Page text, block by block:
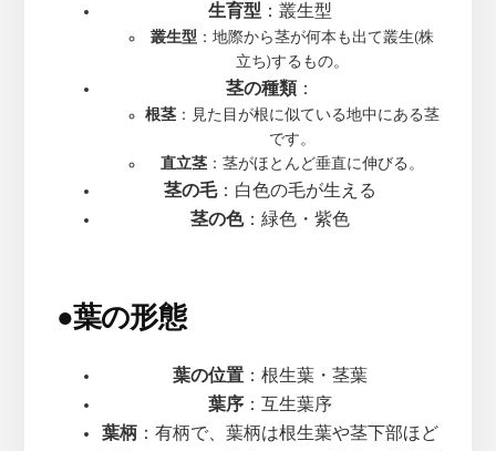
生育型 ：叢生型
叢生型 ：地際から茎が何本も出て叢生(株
立ち)するもの。
茎の種類 ：
根茎 ：見た目が根に似ている地中にある茎
です。
直立茎 ：茎がほとんど垂直に伸びる。
茎の毛：白色の毛が生える
茎の色：緑色・紫色
●葉の形態
葉の位置 ：根生葉・茎葉
葉序 ：互生葉序
葉柄 ：有柄で、葉柄は根生葉や茎下部ほど